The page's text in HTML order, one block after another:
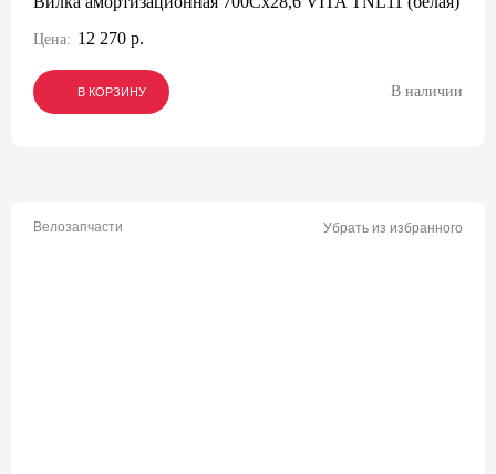
Цена: 12 270 р.
В КОРЗИНУ
В КОРЗИНУ
В КОРЗИНУ В наличии
Велозапчасти Убрать из избранного